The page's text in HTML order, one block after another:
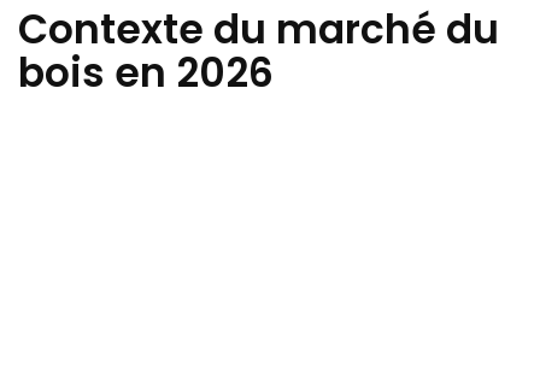
Contexte du marché du
bois en 2026